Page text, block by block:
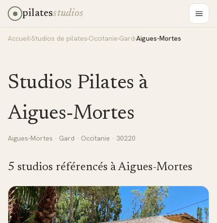
pilatesstudios
Accueil›Studios de pilates›Occitanie›Gard›Aigues-Mortes
Studios Pilates à
Aigues-Mortes
Aigues-Mortes · Gard · Occitanie · 30220
5 studios référencés àAigues-Mortes